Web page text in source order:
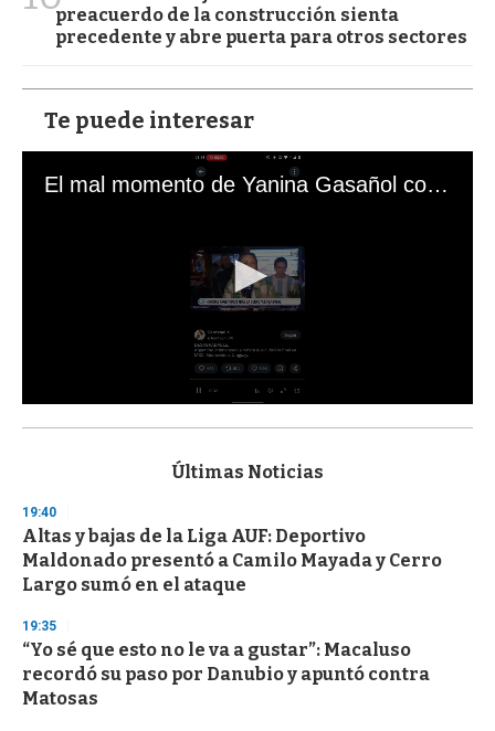
preacuerdo de la construcción sienta
precedente y abre puerta para otros sectores
Te puede interesar
El mal momento de Yanina Gasañol con un hincha argentino en "Subrayado"
s
d
s
o
f
3
s
e
o
n
Últimas Noticias
19:40
Altas y bajas de la Liga AUF: Deportivo
Maldonado presentó a Camilo Mayada y Cerro
Largo sumó en el ataque
19:35
“Yo sé que esto no le va a gustar”: Macaluso
recordó su paso por Danubio y apuntó contra
Matosas